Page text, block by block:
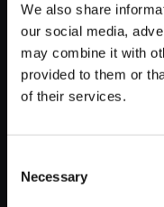
We also share
our social media,
may combine it with
provided to them or
of their services.
Selection
Necessary